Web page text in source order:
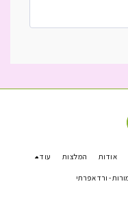
אודות המלצות עוד
ורד אפרתי